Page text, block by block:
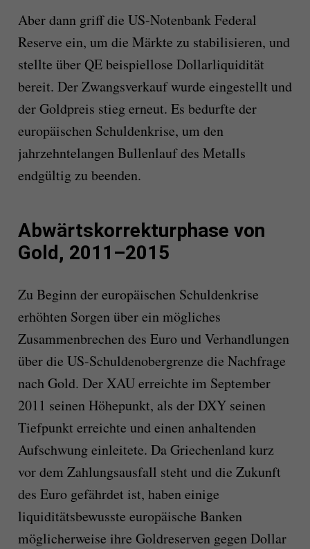
Aber dann griff die US-Notenbank Federal
Reserve ein, um die Märkte zu stabilisieren, und
stellte über QE beispiellose Dollarliquidität
bereit. Der Zwangsverkauf wurde eingestellt und
der Goldpreis stieg erneut. Es bedurfte der
europäischen Schuldenkrise, um den
jahrzehntelangen Bullenlauf des Metalls
endgültig zu beenden.
Abwärtskorrekturphase von
Gold, 2011–2015
Zu Beginn der europäischen Schuldenkrise
erhöhten Sorgen über ein mögliches
Zusammenbrechen des Euro und Verhandlungen
über die US-Schuldenobergrenze die Nachfrage
nach Gold. Der XAU erreichte im September
2011 seinen Höhepunkt, als der DXY seinen
Tiefpunkt erreichte und einen anhaltenden
Aufschwung einleitete. Da Griechenland kurz
vor dem Zahlungsausfall steht und die Zukunft
des Euro gefährdet ist, haben einige
liquiditätsbewusste europäische Banken
möglicherweise ihre Goldreserven gegen Dollar